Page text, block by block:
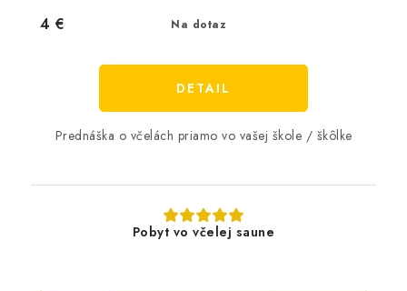
Na dotaz
4 €
DETAIL
Prednáška o včelách priamo vo vašej škole / škôlke
Pobyt vo včelej saune